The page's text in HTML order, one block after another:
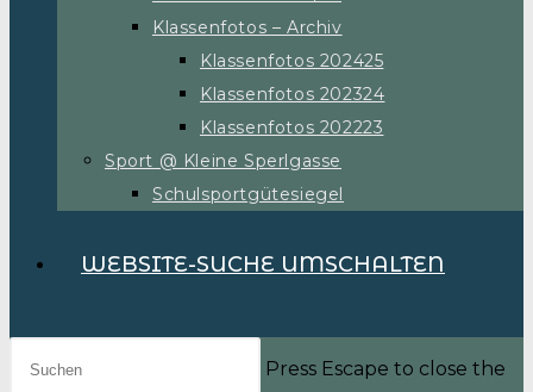
Klassenfotos – Archiv
Klassenfotos 202425
Klassenfotos 202324
Klassenfotos 202223
Sport @ Kleine Sperlgasse
Schulsportgütesiegel
WEBSITE-SUCHE UMSCHALTEN
Press Escape to close the